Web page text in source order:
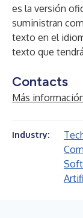
es la versión
suministran
texto en el
texto que
Contacts
Más
Industry: